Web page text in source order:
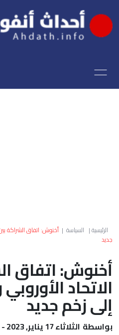
الرئيسية| السياسة | أخنوش: اتفاق الشراكة
جديد
أخنوش: اتفاق
الاتحاد
إلى زخم جديد
بواسطة الثلاثاء 17 يناير, 2023 - 11:32